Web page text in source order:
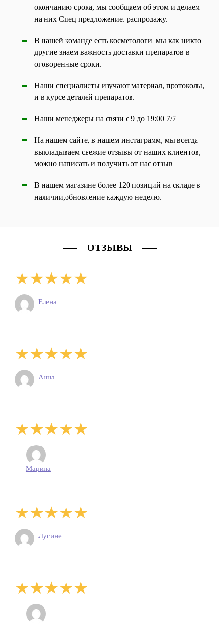
окончанию срока, мы сообщаем об этом и делаем
на них Спец предложение, распродажу.
В нашей команде есть косметологи, мы как никто
другие знаем важность доставки препаратов в
оговоренные сроки.
Наши специалисты изучают материал, протоколы,
и в курсе деталей препаратов.
Наши менеджеры на связи с 9 до 19:00 7/7
На нашем сайте, в нашем инстаграмм, мы всегда
выкладываем свежие отзывы от наших клиентов,
можно написать и получить от нас отзыв
В нашем магазине более 120 позиций на складе в
наличии,обновление каждую неделю.
ОТЗЫВЫ
Елена
Анна
Марина
Лусине